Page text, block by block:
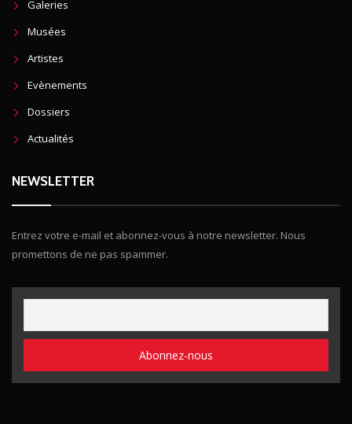
Galeries
Musées
Artistes
Evènements
Dossiers
Actualités
NEWSLETTER
Entrez votre e-mail et abonnez-vous à notre newsletter. Nous
promettons de ne pas spammer.